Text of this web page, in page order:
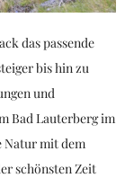
das passende
bis hin zu
und
Bad Lauterberg im
Natur mit dem
schönsten Zeit